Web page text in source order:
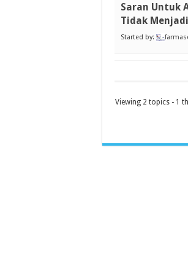
Saran Untuk
Tidak
Started by:
Viewing 2 topics - 1